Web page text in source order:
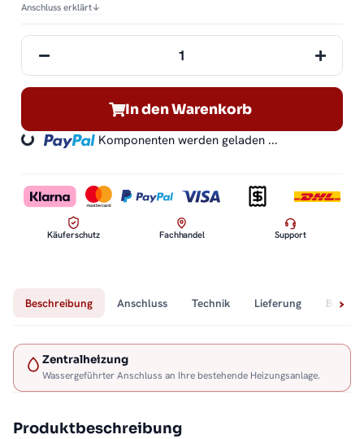
Anschluss erklärt↓
In den Warenkorb
Loading... Komponenten werden geladen ...
Käuferschutz Fachhandel Support
Beschreibung Anschluss Technik Lieferung
Zentralheizung
Wassergeführter Anschluss an Ihre bestehende Heizungsanlage.
Produktbeschreibung